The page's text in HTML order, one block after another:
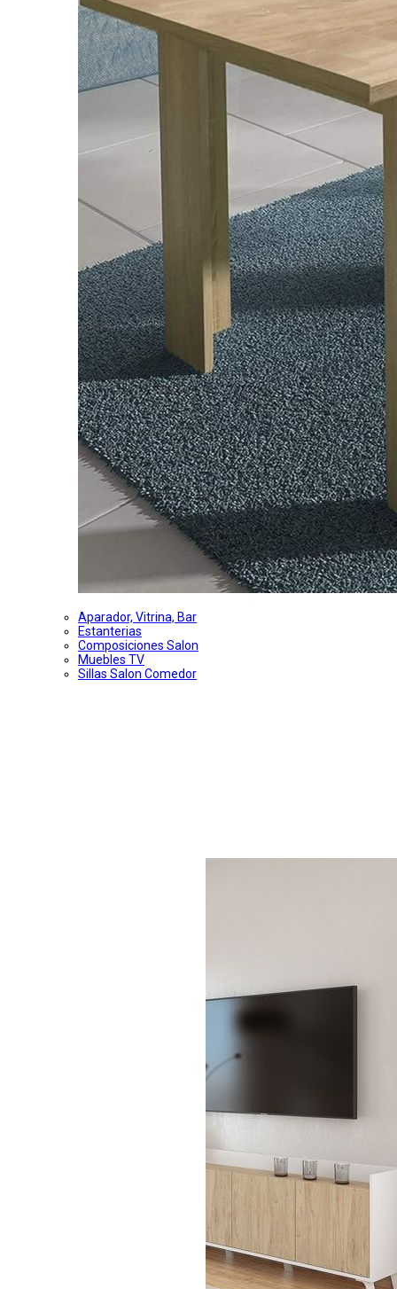
Aparador, Vitrina, Bar
Estanterias
Composiciones Salon
Muebles TV
Sillas Salon Comedor